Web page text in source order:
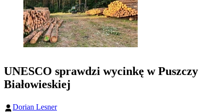
UNESCO sprawdzi wycinkę w Puszczy
Białowieskiej
Dorian Lesner